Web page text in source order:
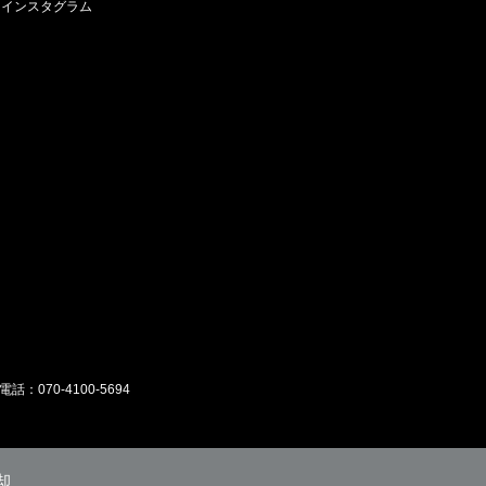
インスタグラム
話：070-4100-5694